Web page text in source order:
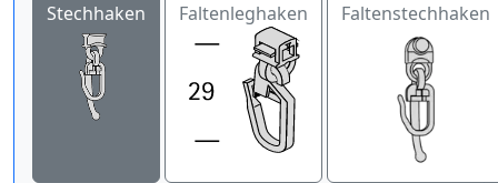
Stechhaken
Faltenleghaken
Faltenstechhaken